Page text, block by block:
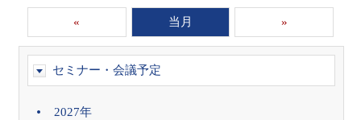
« 当月 »
セミナー・会議予定
2027年